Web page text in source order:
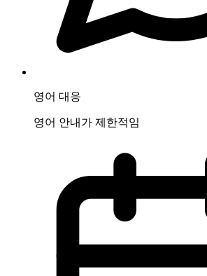
영어 대응
영어 안내가 제한적임